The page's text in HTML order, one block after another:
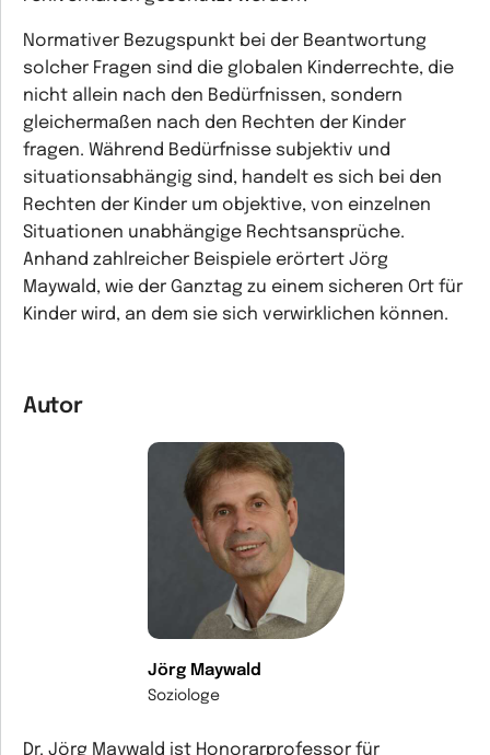
Normativer Bezugspunkt bei der Beantwortung
solcher Fragen sind die globalen Kinderrechte, die
nicht allein nach den Bedürfnissen, sondern
gleichermaßen nach den Rechten der Kinder
fragen. Während Bedürfnisse subjektiv und
situationsabhängig sind, handelt es sich bei den
Rechten der Kinder um objektive, von einzelnen
Situationen unabhängige Rechtsansprüche.
Anhand zahlreicher Beispiele erörtert Jörg
Maywald, wie der Ganztag zu einem sicheren Ort für
Kinder wird, an dem sie sich verwirklichen können.
Autor
Jörg Maywald
Soziologe
Dr. Jörg Maywald ist Honorarprofessor für